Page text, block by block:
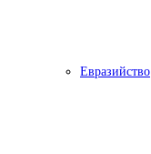
Евразийство